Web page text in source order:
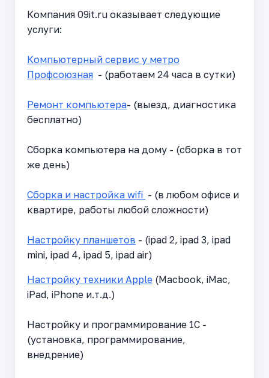
Компания 09it.ru оказывает следующие
услуги:
Компьютерный сервис у метро
Профсоюзная - (работаем 24 часа в сутки)
Ремонт компьютера- (выезд, диагностика
бесплатно)
Сборка компьютера на дому - (сборка в тот
же день)
Сборка и настройка wifi - (в любом офисе и
квартире, работы любой сложности)
Настройку планшетов - (ipad 2, ipad 3, ipad
mini, ipad 4, ipad 5, ipad air)
Настройку техники Apple (Macbook, iMac,
iPad, iPhone и.т.д.)
Настройку и программирование 1С -
(установка, программирование,
внедрение)